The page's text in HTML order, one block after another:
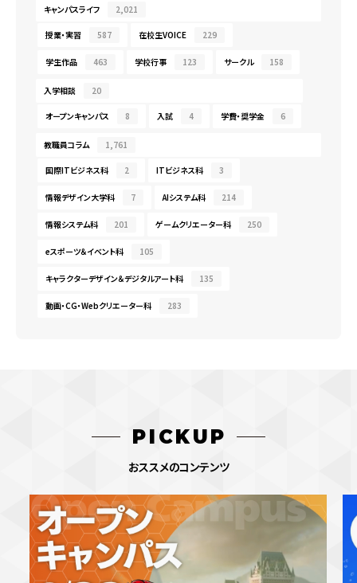
キャンパスライフ 2,021
授業・実習 587 在校生VOICE 229
学生作品 463 学校行事 123 サークル 158
入学相談 20
オープンキャンパス 8 入試 4 学費・奨学金 6
教職員コラム 1,761
国際ITビジネス科 2 ITビジネス科 3
情報デザイン大学科 7 AIシステム科 214
情報システム科 201 ゲームクリエーター科 250
eスポーツ＆イベント科 105
キャラクターデザイン＆デジタルアート科 135
動画・CG・Webクリエーター科 283
PICKUP
おススメのコンテンツ